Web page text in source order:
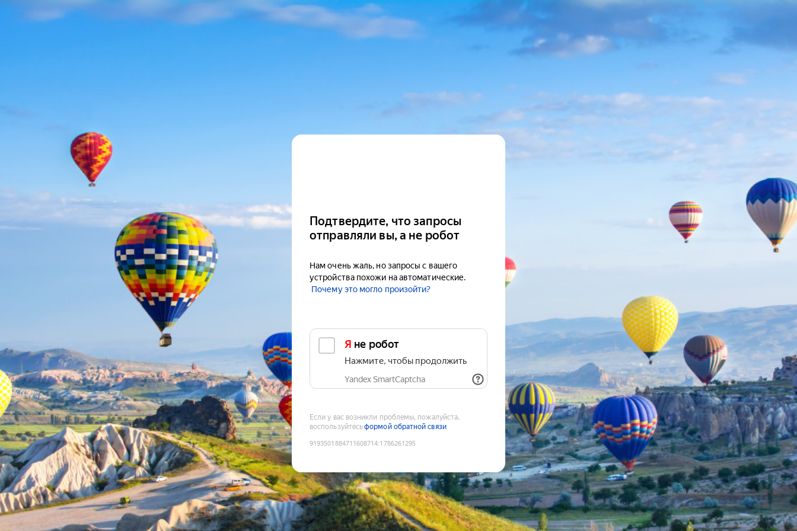
Подтвердите, что запросы
отправляли вы, а не робот
Нам очень жаль, но запросы с вашего
устройства похожи на автоматические.
Почему это могло произойти?
Я не робот
Нажмите, чтобы продолжить
Yandex SmartCaptcha
Если у вас возникли проблемы, пожалуйста,
воспользуйтесьформой обратной связи
9193501884711608714:1786261295